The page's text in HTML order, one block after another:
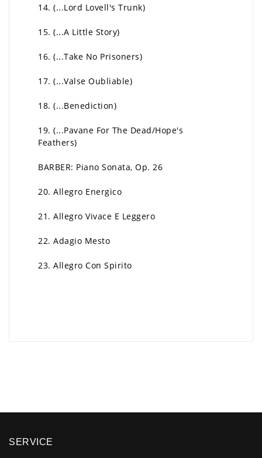
14. (...Lord Lovell's Trunk)
15. (...A Little Story)
16. (...Take No Prisoners)
17. (...Valse Oubliable)
18. (...Benediction)
19. (...Pavane For The Dead/Hope's
Feathers)
BARBER: Piano Sonata, Op. 26
20. Allegro Energico
21. Allegro Vivace E Leggero
22. Adagio Mesto
23. Allegro Con Spirito
SERVICE